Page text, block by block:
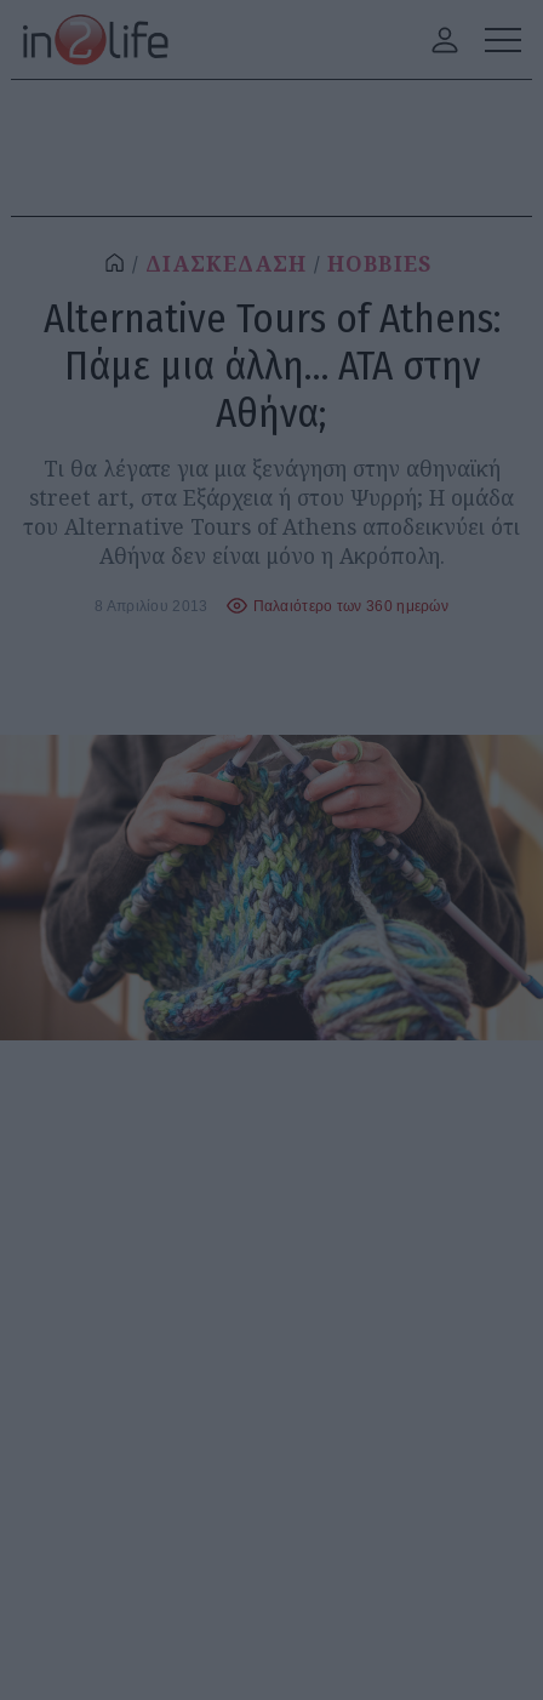
ΔΙΑΣΚΕΔΑΣΗ HOBBIES
Alternative Tours of Athens:
Πάμε μια άλλη… ΑΤΑ στην
Αθήνα;
Τι θα λέγατε για μια ξενάγηση στην αθηναϊκή
street art, στα Εξάρχεια ή στου Ψυρρή; Η ομάδα
του Alternative Tours of Athens αποδεικνύει ότι
Αθήνα δεν είναι μόνο η Ακρόπολη.
8 Απριλίου 2013 Παλαιότερο των 360 ημερών